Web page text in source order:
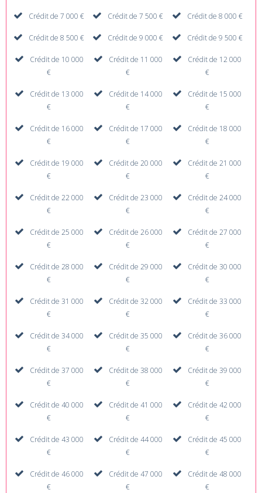
Crédit de 7 000 € Crédit de 7 500 € Crédit de 8 000 €
Crédit de 8 500 € Crédit de 9 000 € Crédit de 9 500 €
Crédit de 10 000
€
Crédit de 11 000
€
Crédit de 12 000
€
Crédit de 13 000
€
Crédit de 14 000
€
Crédit de 15 000
€
Crédit de 16 000
€
Crédit de 17 000
€
Crédit de 18 000
€
Crédit de 19 000
€
Crédit de 20 000
€
Crédit de 21 000
€
Crédit de 22 000
€
Crédit de 23 000
€
Crédit de 24 000
€
Crédit de 25 000
€
Crédit de 26 000
€
Crédit de 27 000
€
Crédit de 28 000
€
Crédit de 29 000
€
Crédit de 30 000
€
Crédit de 31 000
€
Crédit de 32 000
€
Crédit de 33 000
€
Crédit de 34 000
€
Crédit de 35 000
€
Crédit de 36 000
€
Crédit de 37 000
€
Crédit de 38 000
€
Crédit de 39 000
€
Crédit de 40 000
€
Crédit de 41 000
€
Crédit de 42 000
€
Crédit de 43 000
€
Crédit de 44 000
€
Crédit de 45 000
€
Crédit de 46 000
€
Crédit de 47 000
€
Crédit de 48 000
€